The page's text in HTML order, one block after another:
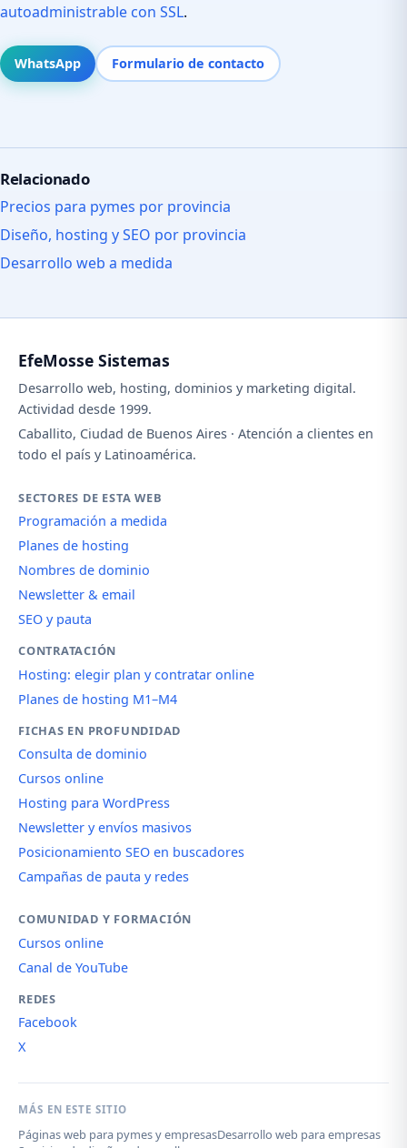
autoadministrable con SSL.
WhatsApp Formulario de contacto
Relacionado
Precios para pymes por provincia
Diseño, hosting y SEO por provincia
Desarrollo web a medida
EfeMosse Sistemas
Desarrollo web, hosting, dominios y marketing digital.
Actividad desde 1999.
Caballito, Ciudad de Buenos Aires · Atención a clientes en
todo el país y Latinoamérica.
SECTORES DE ESTA WEB
Programación a medida
Planes de hosting
Nombres de dominio
Newsletter & email
SEO y pauta
CONTRATACIÓN
Hosting: elegir plan y contratar online
Planes de hosting M1–M4
FICHAS EN PROFUNDIDAD
Consulta de dominio
Cursos online
Hosting para WordPress
Newsletter y envíos masivos
Posicionamiento SEO en buscadores
Campañas de pauta y redes
COMUNIDAD Y FORMACIÓN
Cursos online
Canal de YouTube
REDES
Facebook
X
MÁS EN ESTE SITIO
Páginas web para pymes y empresasDesarrollo web para empresas